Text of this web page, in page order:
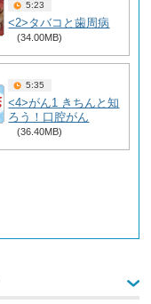
5:23
<2>タバコと歯周病
(34.00MB)
5:35
<4>がん1 きちんと知
ろう！口腔がん
(36.40MB)